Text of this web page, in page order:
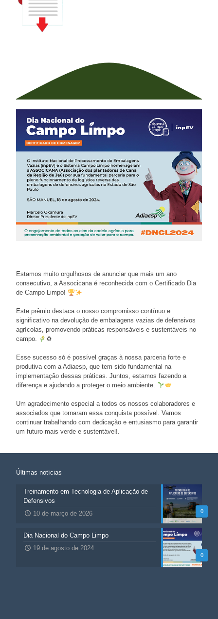
Estamos muito orgulhosos de anunciar que mais um ano
consecutivo, a Associcana é reconhecida com o Certificado Dia
de Campo Limpo!
Este prêmio destaca o nosso compromisso contínuo e
significativo na devolução de embalagens vazias de defensivos
agrícolas, promovendo práticas responsáveis e sustentáveis no
campo.
♻
Esse sucesso só é possível graças à nossa parceria forte e
produtiva com a Adiaesp, que tem sido fundamental na
implementação dessas práticas. Juntos, estamos fazendo a
diferença e ajudando a proteger o meio ambiente.
Um agradecimento especial a todos os nossos colaboradores e
associados que tornaram essa conquista possível. Vamos
continuar trabalhando com dedicação e entusiasmo para garantir
um futuro mais verde e sustentável!.
Últimas notícias
0
Treinamento em Tecnologia de Aplicação de
Defensivos
10 de março de 2026
0
Dia Nacional do Campo Limpo
19 de agosto de 2024